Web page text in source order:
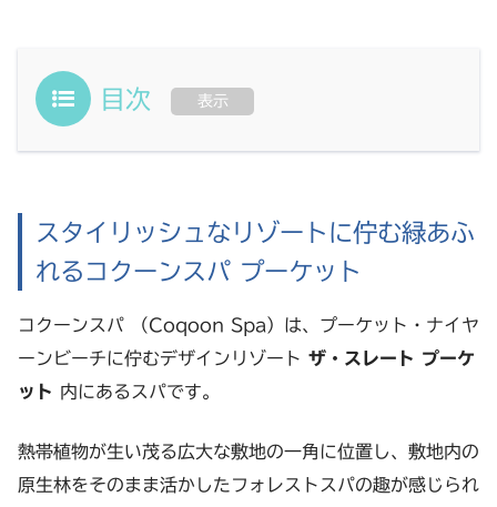
目次 表示
スタイリッシュなリゾートに佇む緑あふ
れるコクーンスパ プーケット
コクーンスパ （Coqoon Spa）は、プーケット・ナイヤ
ーンビーチに佇むデザインリゾート ザ・スレート プーケ
ット 内にあるスパです。
熱帯植物が生い茂る広大な敷地の一角に位置し、敷地内の
原生林をそのまま活かしたフォレストスパの趣が感じられ